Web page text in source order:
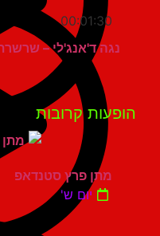
00:01:30
נגה ד'אנג'לי – שרשרת המזון
קרובות
מתן פרץ סטנדאפ
יום ש'